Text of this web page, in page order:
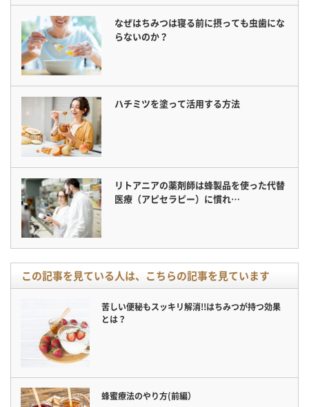
なぜはちみつは寝る前に摂っても虫歯にな
らないのか？
ハチミツを塗って活用する方法
リトアニアの薬剤師は蜂製品を使った代替
医療（アピセラピー）に慣れ…
この記事を見ている人は、こちらの記事を見ています
苦しい便秘もスッキリ解消!!はちみつが持つ効果
とは？
蜂蜜療法のやり方(前編）